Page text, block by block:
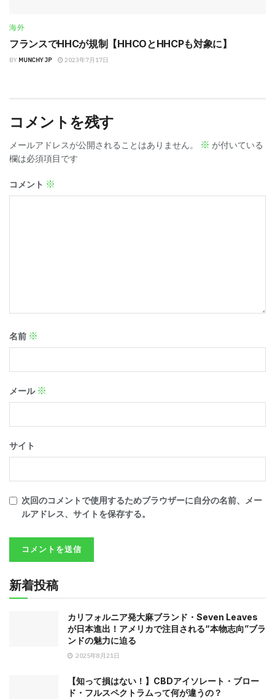
海外
フランスでHHCが規制【HHCOとHHCPも対象に】
BY MUNCHY JP 2023年7月17日
コメントを残す
メールアドレスが公開されることはありません。 ※ が付いている
欄は必須項目です
コメント ※
名前 ※
メール ※
サイト
次回のコメントで使用するためブラウザーに自分の名前、メー
ルアドレス、サイトを保存する。
新着投稿
カリフォルニア発大麻ブランド・Seven Leaves
が日本進出！アメリカで注目される“本物志向”ブラ
ンドの魅力に迫る
2025年8月21日
【知って損はない！】CBDアイソレート・ブロー
ド・フルスペクトラムって何が違うの？